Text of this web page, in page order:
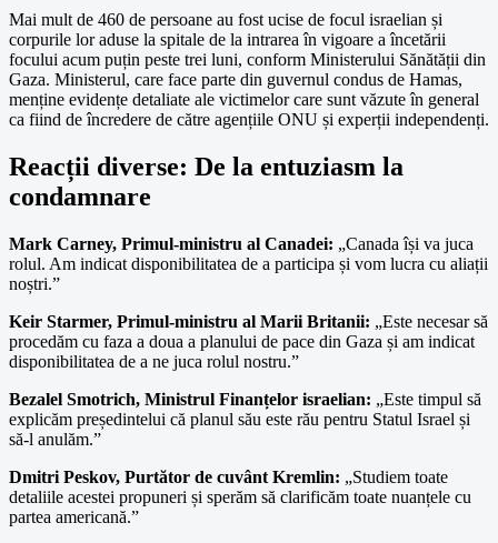
Mai mult de 460 de persoane au fost ucise de focul israelian și
corpurile lor aduse la spitale de la intrarea în vigoare a încetării
focului acum puțin peste trei luni, conform Ministerului Sănătății din
Gaza. Ministerul, care face parte din guvernul condus de Hamas,
menține evidențe detaliate ale victimelor care sunt văzute în general
ca fiind de încredere de către agențiile ONU și experții independenți.
Reacții diverse: De la entuziasm la
condamnare
Mark Carney, Primul-ministru al Canadei: „Canada își va juca
rolul. Am indicat disponibilitatea de a participa și vom lucra cu aliații
noștri.”
Keir Starmer, Primul-ministru al Marii Britanii: „Este necesar să
procedăm cu faza a doua a planului de pace din Gaza și am indicat
disponibilitatea de a ne juca rolul nostru.”
Bezalel Smotrich, Ministrul Finanțelor israelian: „Este timpul să
explicăm președintelui că planul său este rău pentru Statul Israel și
să-l anulăm.”
Dmitri Peskov, Purtător de cuvânt Kremlin: „Studiem toate
detaliile acestei propuneri și sperăm să clarificăm toate nuanțele cu
partea americană.”